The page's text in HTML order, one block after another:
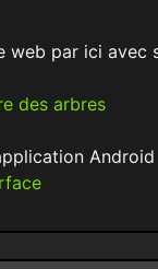
web par ici avec
des arbres
Android